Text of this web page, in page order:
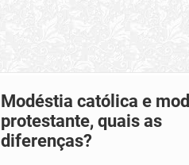
Modéstia católica e
protestante, quais as
diferenças?